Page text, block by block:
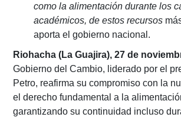
como la alimentación durante los
académicos, de estos recursos
aporta el gobierno nacional.
Riohacha (La Guajira), 27 de
Gobierno del Cambio, liderado por el
Petro, reafirma su compromiso con la
el derecho fundamental a la
garantizando su continuidad incluso